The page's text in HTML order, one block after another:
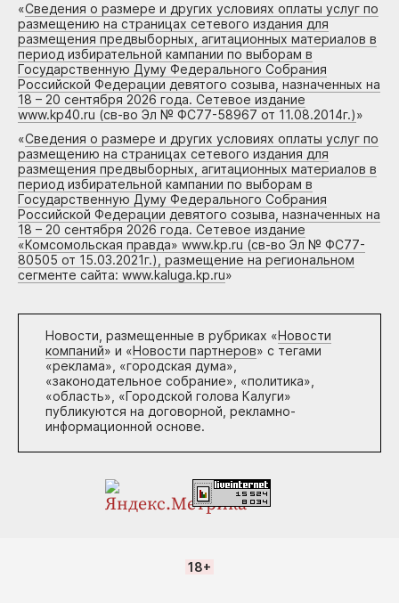
«Сведения о размере и других условиях оплаты услуг по
размещению на страницах сетевого издания для
размещения предвыборных, агитационных материалов в
период избирательной кампании по выборам в
Государственную Думу Федерального Собрания
Российской Федерации девятого созыва, назначенных на
18 – 20 сентября 2026 года. Сетевое издание
www.kp40.ru (св-во Эл № ФС77-58967 от 11.08.2014г.)»
«Сведения о размере и других условиях оплаты услуг по
размещению на страницах сетевого издания для
размещения предвыборных, агитационных материалов в
период избирательной кампании по выборам в
Государственную Думу Федерального Собрания
Российской Федерации девятого созыва, назначенных на
18 – 20 сентября 2026 года. Сетевое издание
«Комсомольская правда» www.kp.ru (св-во Эл № ФС77-
80505 от 15.03.2021г.), размещение на региональном
сегменте сайта: www.kaluga.kp.ru»
Новости, размещенные в рубриках «Новости
компаний» и «Новости партнеров» с тегами
«реклама», «городская дума»,
«законодательное собрание», «политика»,
«область», «Городской голова Калуги»
публикуются на договорной, рекламно-
информационной основе.
18+